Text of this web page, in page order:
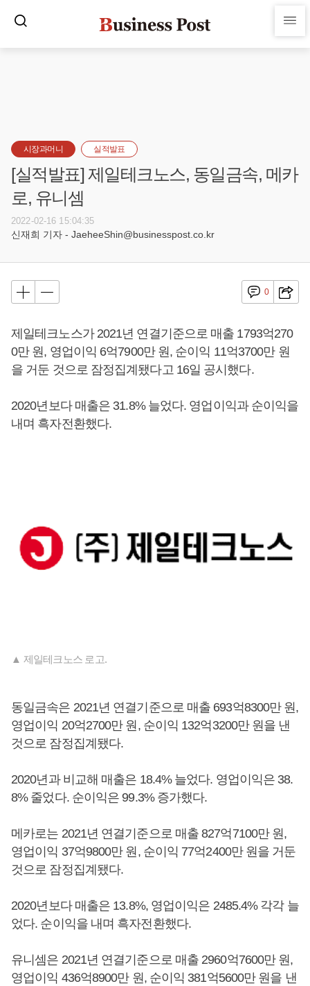
시장과머니 실적발표
[실적발표] 제일테크노스, 동일금속, 메카
로, 유니셈
2022-02-16 15:04:35
신재희 기자 - JaeheeShin@businesspost.co.kr
0
제일테크노스가 2021년 연결기준으로 매출 1793억270
0만 원, 영업이익 6억7900만 원, 순이익 11억3700만 원
을 거둔 것으로 잠정집계됐다고 16일 공시했다.
2020년보다 매출은 31.8% 늘었다. 영업이익과 순이익을
내며 흑자전환했다.
▲ 제일테크노스 로고.
동일금속은 2021년 연결기준으로 매출 693억8300만 원,
영업이익 20억2700만 원, 순이익 132억3200만 원을 낸
것으로 잠정집계됐다.
2020년과 비교해 매출은 18.4% 늘었다. 영업이익은 38.
8% 줄었다. 순이익은 99.3% 증가했다.
메카로는 2021년 연결기준으로 매출 827억7100만 원,
영업이익 37억9800만 원, 순이익 77억2400만 원을 거둔
것으로 잠정집계됐다.
2020년보다 매출은 13.8%, 영업이익은 2485.4% 각각 늘
었다. 순이익을 내며 흑자전환했다.
유니셈은 2021년 연결기준으로 매출 2960억7600만 원,
영업이익 436억8900만 원, 순이익 381억5600만 원을 낸